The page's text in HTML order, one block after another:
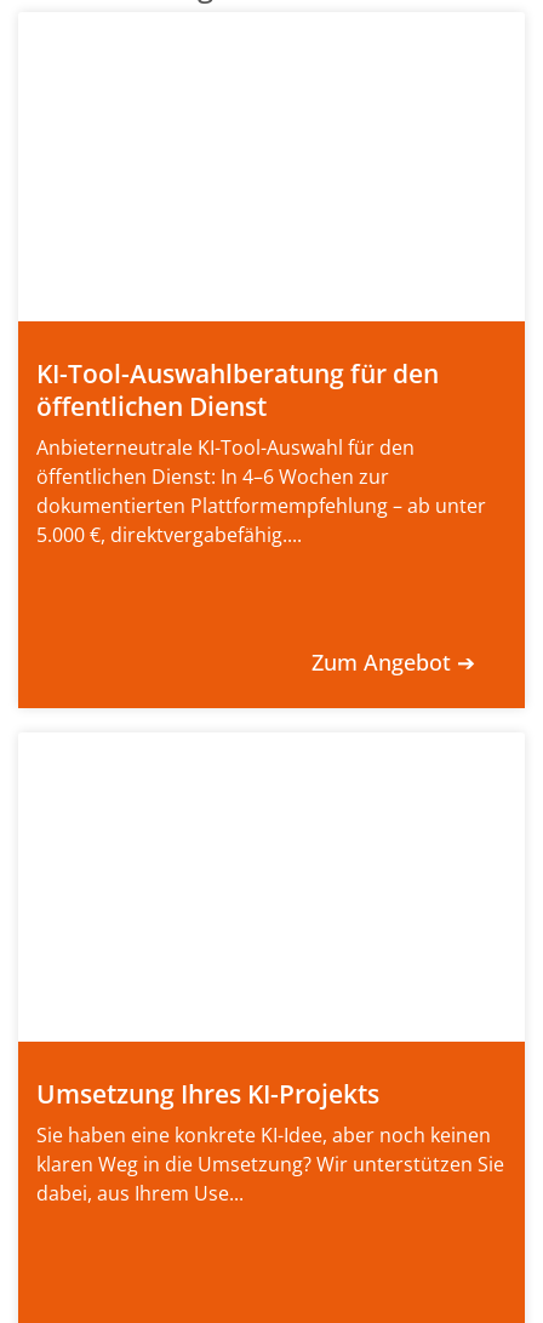
KI-Tool-Auswahlberatung für den
öffentlichen Dienst
Anbieterneutrale KI-Tool-Auswahl für den
öffentlichen Dienst: In 4–6 Wochen zur
dokumentierten Plattformempfehlung – ab unter
5.000 €, direktvergabefähig....
Zum Angebot ➔
Umsetzung Ihres KI-Projekts
Sie haben eine konkrete KI-Idee, aber noch keinen
klaren Weg in die Umsetzung? Wir unterstützen Sie
dabei, aus Ihrem Use...